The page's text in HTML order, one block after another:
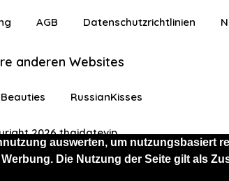
auswerten, um nutzungsbasiert
Die Nutzung der Seite gilt als
angemeldet Kostenlos
AGB Datenschutzrichtlinien
anderen Websites
RussianKisses
2026 thaidatevip